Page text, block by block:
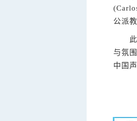
公派
此次
与氛
中国